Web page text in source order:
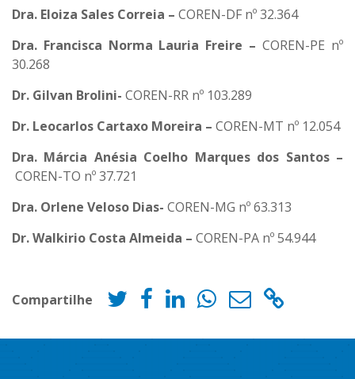
Dra. Eloiza Sales Correia – COREN-DF nº 32.364
Dra. Francisca Norma Lauria Freire – COREN-PE nº
30.268
Dr. Gilvan Brolini- COREN-RR nº 103.289
Dr. Leocarlos Cartaxo Moreira – COREN-MT nº 12.054
Dra. Márcia Anésia Coelho Marques dos Santos –
COREN-TO nº 37.721
Dra. Orlene Veloso Dias- COREN-MG nº 63.313
Dr. Walkirio Costa Almeida – COREN-PA nº 54.944
Compartilhe